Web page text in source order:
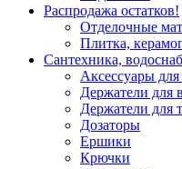
Распродажа остатков!
Отделочные
Плитка,
Сантехника,
Аксессуары
Держатели для
Держатели для
Дозаторы
Ершики
Крючки